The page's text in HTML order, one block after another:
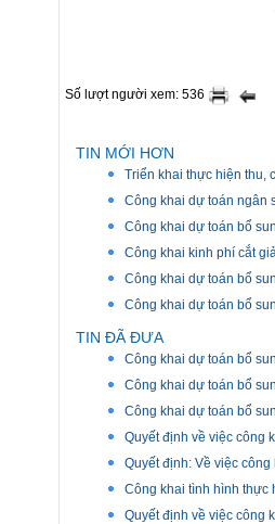
Số lượt người xem: 536
TIN MỚI HƠN
Triển khai thực hiện thu,
Công khai dự toán ngân
Công khai dự toán bổ
Công khai kinh phí cắt
Công khai dự toán bổ
Công khai dự toán bổ
TIN ĐÃ ĐƯA
Công khai dự toán bổ
Công khai dự toán bổ
Công khai dự toán bổ
Quyết định về việc công
Quyết định: Về việc
Công khai tình hình thực
Quyết định về việc công